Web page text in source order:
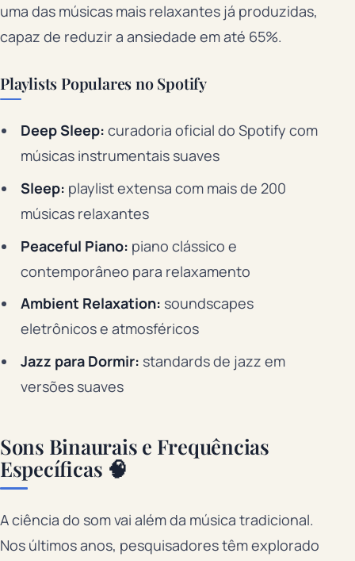
uma das músicas mais relaxantes já produzidas,
capaz de reduzir a ansiedade em até 65%.
Playlists Populares no Spotify
Deep Sleep: curadoria oficial do Spotify com
músicas instrumentais suaves
Sleep: playlist extensa com mais de 200
músicas relaxantes
Peaceful Piano: piano clássico e
contemporâneo para relaxamento
Ambient Relaxation: soundscapes
eletrônicos e atmosféricos
Jazz para Dormir: standards de jazz em
versões suaves
Sons Binaurais e Frequências
Específicas 🧠
A ciência do som vai além da música tradicional.
Nos últimos anos, pesquisadores têm explorado